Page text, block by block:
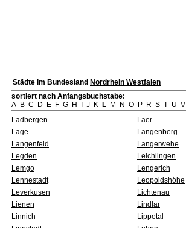
Städte im Bundesland Nordrhein Westfalen
sortiert nach Anfangsbuchstabe:
A B C D E F G H J K L M N O P R S T U V
Ladbergen
Laer
Lage
Langenberg
Langenfeld
Langerwehe
Legden
Leichlingen
Lemgo
Lengerich
Lennestadt
Leopoldshöhe
Leverkusen
Lichtenau
Lienen
Lindlar
Linnich
Lippetal